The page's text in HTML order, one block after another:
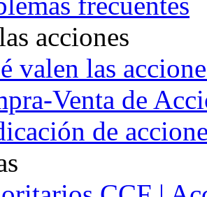
acciones
valen las
Venta de
de